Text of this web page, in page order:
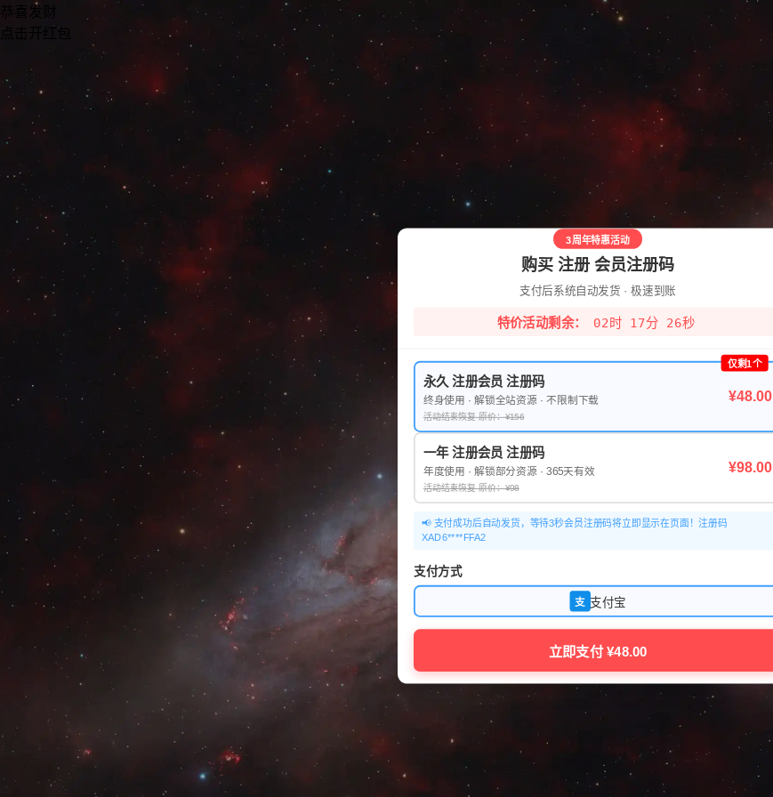
恭喜发财
点击开红包
3周年特惠活动
购买 注册 会员注册码
支付后系统自动发货 · 极速到账
特价活动剩余： 02时 17分 25秒
仅剩1个
永久 注册会员 注册码
终身使用 · 解锁全站资源 · 不限制下载
活动结束恢复 原价：¥156
¥48.00
一年 注册会员 注册码
年度使用 · 解锁部分资源 · 365天有效
活动结束恢复 原价：¥98
¥98.00
📢 支付成功后自动发货，等待3秒会员注册码将立即显示在页面！注册码
XAD6****FFA2
支付方式
支 支付宝
立即支付 ¥48.00